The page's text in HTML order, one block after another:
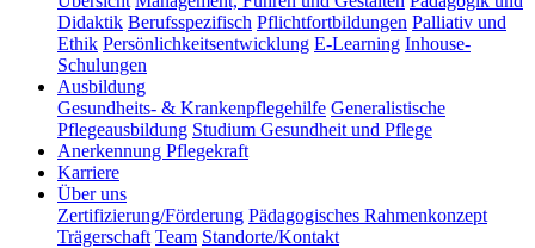
Didaktik Berufsspezifisch Pflichtfortbildungen Palliativ und
Ethik Persönlichkeitsentwicklung E-Learning Inhouse-
Schulungen
Ausbildung
Gesundheits- & Krankenpflegehilfe Generalistische
Pflegeausbildung Studium Gesundheit und Pflege
Anerkennung Pflegekraft
Karriere
Über uns
Zertifizierung/Förderung Pädagogisches Rahmenkonzept
Trägerschaft Team Standorte/Kontakt